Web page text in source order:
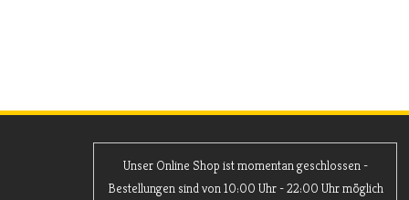
Unser Online Shop ist momentan geschlossen -
Bestellungen sind von 10:00 Uhr - 22:00 Uhr möglich